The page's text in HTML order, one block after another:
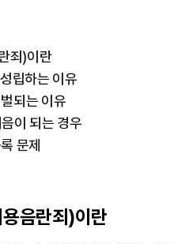
죄)이란
립하는 이유
되는 이유
이 되는 경우
문제
음란죄)이란